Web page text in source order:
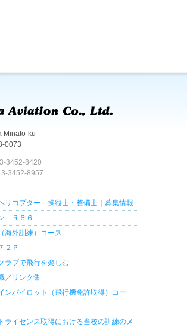
Minato-ku
0073
3452-8420
3452-8957
リコプター 操縦士・整備士｜募集情報
Ｒ６６
海外訓練）コース
２Ｐ
ラブで飛行を楽しむ
／リンク集
ンパイロット（飛行機免許取得）コー
ライセンス取得における当校の訓練のメ